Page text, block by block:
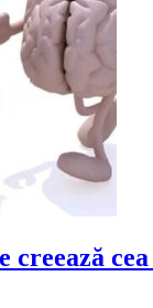
creează